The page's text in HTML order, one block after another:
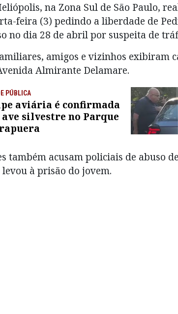
na Zona Sul de São Paulo,
feira (3) pedindo a liberdade de
no dia 28 de abril por suspeita de
amigos e vizinhos exibiram
Almirante Delamare.
PÚBLICA
aviária é confirmada
ave silvestre no Parque
também acusam policiais de abuso
à prisão do jovem.